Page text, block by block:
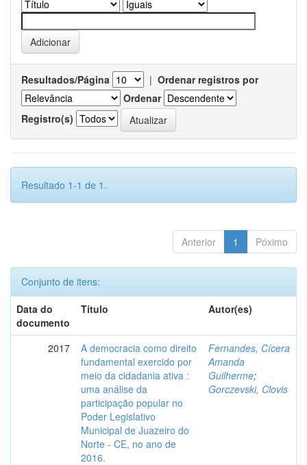
Resultados/Página | Ordenar registros por
Ordenar
Registro(s)
Resultado 1-1 de 1.
Anterior 1 Póximo
Conjunto de itens:
Data do
documento
Título Autor(es)
2017
A democracia como direito
fundamental exercido por
meio da cidadania ativa :
uma análise da
participação popular no
Poder Legislativo
Municipal de Juazeiro do
Norte - CE, no ano de
2016.
Fernandes, Cícera
Amanda
Guilherme;
Gorczevski, Clovis